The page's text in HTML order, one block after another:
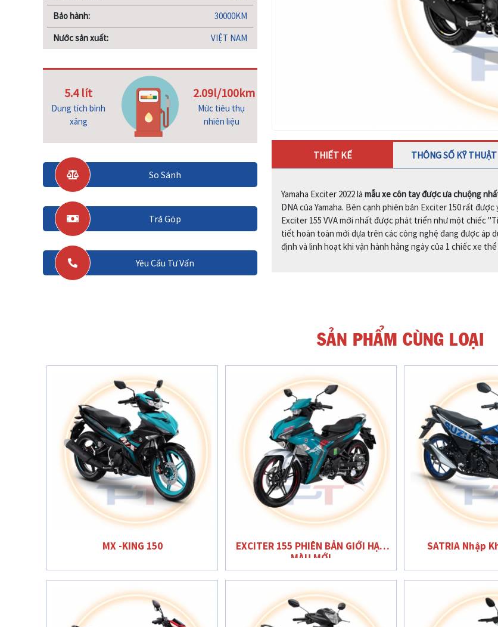
Bảo hành:
30000KM
Nước sản xuất:
VIỆT NAM
5.4 lít
Dung tích bình
xăng
2.09l/100km
Mức tiêu thụ
nhiên liệu
So Sánh
Trả Góp
Yêu Cầu Tư Vấn
THIẾT KẾ THÔNG SỐ KỸ THUẬT
Yamaha Exciter 2022 là mẫu xe côn tay được ưa chuộng
DNA của Yamaha. Bên cạnh phiên bản Exciter 150 rất
Exciter 155 VVA mới nhất được phát triển như một chiếc
tiết hoàn toàn mới dựa trên các công nghệ đang được áp
định và linh hoạt khi vận hành hằng ngày của 1 chiếc xe
SẢN PHẨM CÙNG LOẠI
MX -KING 150
EXCITER 155 PHIÊN BẢN GIỚI HẠN
MÀU MỚI
SATRIA Nhập